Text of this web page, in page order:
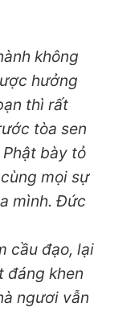
không
hưởng
thì rất
tòa sen
bày tỏ
mọi sự
mình. Đức
cầu đạo, lại
đáng khen
ngươi vẫn